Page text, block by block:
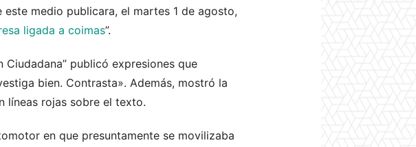
medio publicara, el martes 1 de agosto,
ligada a coimas”.
publicó expresiones que
bien. Contrasta». Además, mostró la
líneas rojas sobre el texto.
en que presuntamente se movilizaba